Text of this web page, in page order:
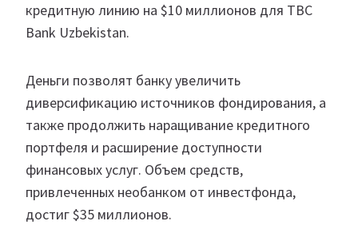
кредитную линию на $10 миллионов для TBC
Bank Uzbekistan.
Деньги позволят банку увеличить
диверсификацию источников фондирования, а
также продолжить наращивание кредитного
портфеля и расширение доступности
финансовых услуг. Объем средств,
привлеченных необанком от инвестфонда,
достиг $35 миллионов.